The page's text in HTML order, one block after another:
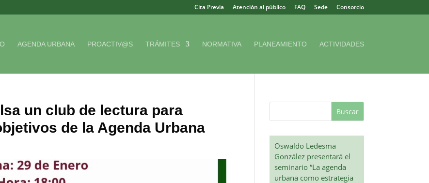
Cita Previa Atención al público FAQ Sede Consorcio
AGENDA URBANA PROACTIV@S TRÁMITES NORMATIVA PLANEAMIENTO ACTIVIDADES
un club de lectura para
de la Agenda Urbana
Buscar
Oswaldo Ledesma
González presentará el
seminario “La agenda
urbana como estrategia